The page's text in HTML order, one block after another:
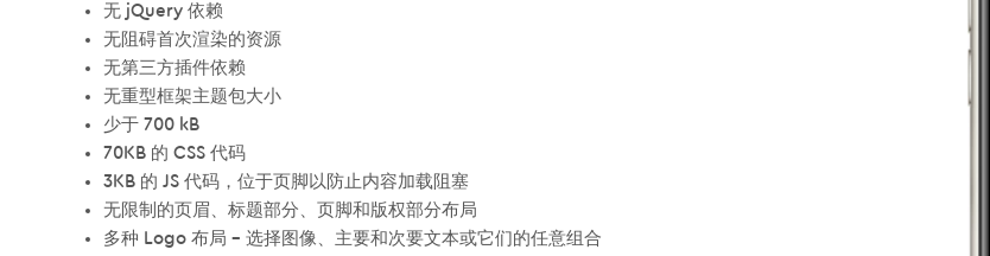
无 jQuery 依赖
无阻碍首次渲染的资源
无第三方插件依赖
无重型框架主题包大小
少于 700 kB
70KB 的 CSS 代码
3KB 的 JS 代码，位于页脚以防止内容加载阻塞
无限制的页眉、标题部分、页脚和版权部分布局
多种 Logo 布局 – 选择图像、主要和次要文本或它们的任意组合